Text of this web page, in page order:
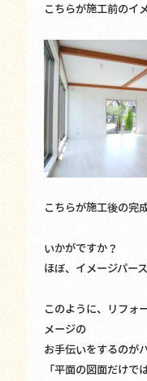
こちらが施工前のイ
こちらが施工後の完
いかがですか？
ほぼ、イメージパー
このように、リフォ
メージの
お手伝いをするのが
「平面の図面だけで